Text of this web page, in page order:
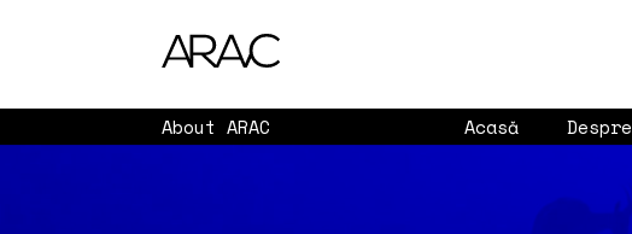
About ARAC Acasă Despre